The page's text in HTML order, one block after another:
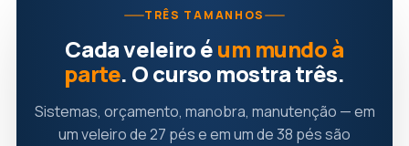
TRÊS TAMANHOS
Cada veleiro éum mundo à
parte. O curso mostra três.
Sistemas, orçamento, manobra, manutenção — em
um veleiro de 27 pés e em um de 38 pés são